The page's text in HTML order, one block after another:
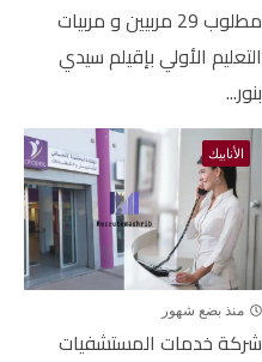
مطلوب 29 مربيين و مربيات
التعليم الأولي بإقيلم سيدي
بنور...
الأنابيك
منذ بضع شهور
شركة خدمات المستشفيات